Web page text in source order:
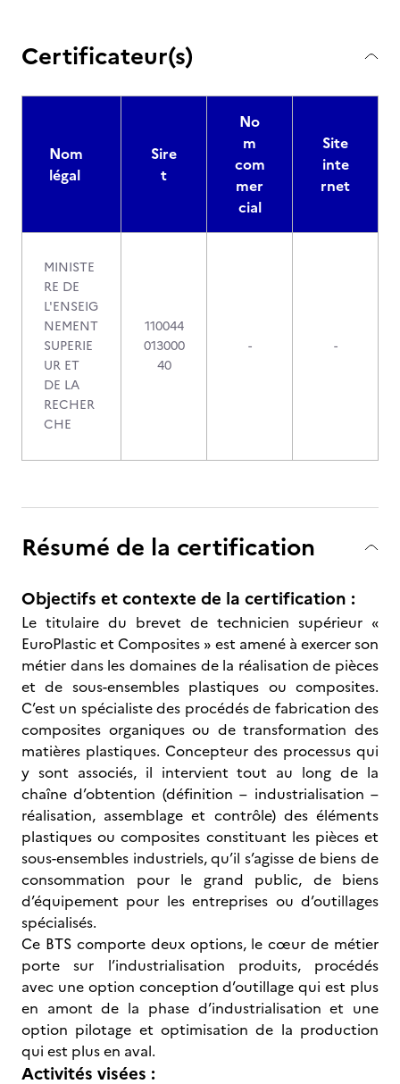
Certificateur(s)
Nom
légal
Sire
t
No
m
com
mer
cial
Site
inte
rnet
MINISTE
RE DE
L'ENSEIG
NEMENT
SUPERIE
UR ET
DE LA
RECHER
CHE
110044
013000
40
- -
Résumé de la certification
Objectifs et contexte de la certification :
Le titulaire du brevet de technicien supérieur «
EuroPlastic et Composites » est amené à exercer son
métier dans les domaines de la réalisation de pièces
et de sous-ensembles plastiques ou composites.
C’est un spécialiste des procédés de fabrication des
composites organiques ou de transformation des
matières plastiques. Concepteur des processus qui
y sont associés, il intervient tout au long de la
chaîne d’obtention (définition – industrialisation –
réalisation, assemblage et contrôle) des éléments
plastiques ou composites constituant les pièces et
sous-ensembles industriels, qu’il s’agisse de biens de
consommation pour le grand public, de biens
d’équipement pour les entreprises ou d’outillages
spécialisés.
Ce BTS comporte deux options, le cœur de métier
porte sur l’industrialisation produits, procédés
avec une option conception d’outillage qui est plus
en amont de la phase d’industrialisation et une
option pilotage et optimisation de la production
qui est plus en aval.
Activités visées :